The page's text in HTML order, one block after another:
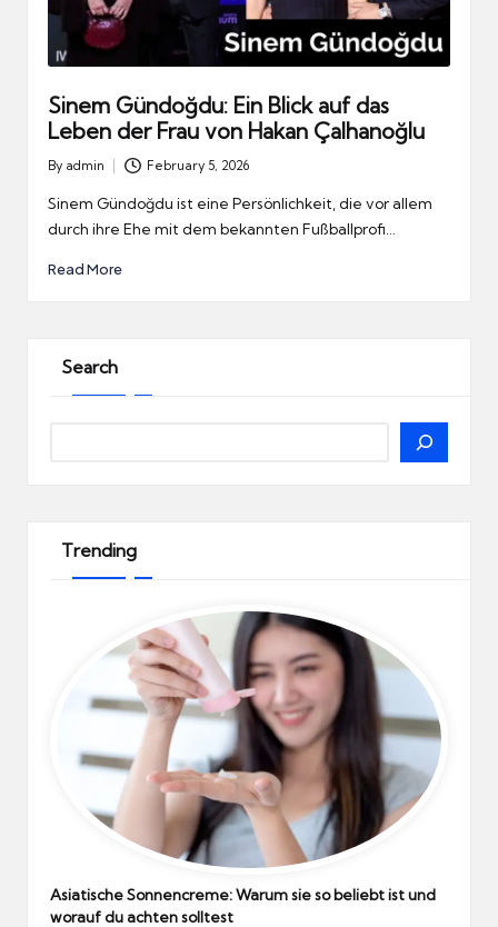
Sinem Gündoğdu: Ein Blick auf das
Leben der Frau von Hakan Çalhanoğlu
Posted
by
By admin February 5, 2026
Sinem Gündoğdu ist eine Persönlichkeit, die vor allem
durch ihre Ehe mit dem bekannten Fußballprofi…
Read More
Search
Trending
Asiatische Sonnencreme: Warum sie so beliebt ist und
worauf du achten solltest